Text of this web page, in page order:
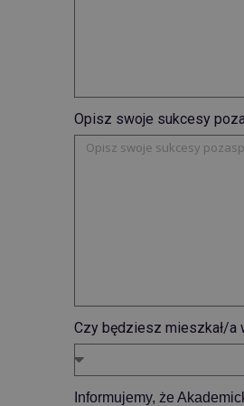
Opisz swoje sukcesy
Czy będziesz mieszkał/a
Informujemy, że